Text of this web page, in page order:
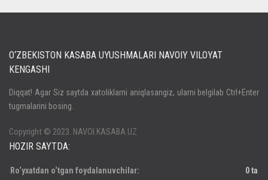
Паролни унутдингизми?
O‘ZBEKISTON KASABA UYUSHMALARI NAVOIY VILOYAT
KENGASHI
Diqqat! Agar Siz saytda xatoliklarni aniqlasangiz, ularni belgilab Ctrl+Enter
tugmalarini bosing.
Copyright © 2023. NAVOI.KASABA.UZ
HOZIR SAYTDA:
Ro‘yxatdan o‘tgan foydalanuvchilar: 0 ta